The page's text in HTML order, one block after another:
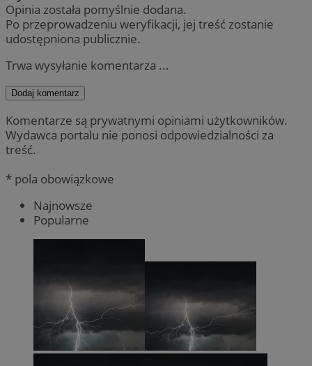
Opinia została pomyślnie dodana.
Po przeprowadzeniu weryfikacji, jej treść zostanie
udostępniona publicznie.
Trwa wysyłanie komentarza ...
Dodaj komentarz
Komentarze są prywatnymi opiniami użytkowników.
Wydawca portalu nie ponosi odpowiedzialności za
treść.
* pola obowiązkowe
Najnowsze
Popularne